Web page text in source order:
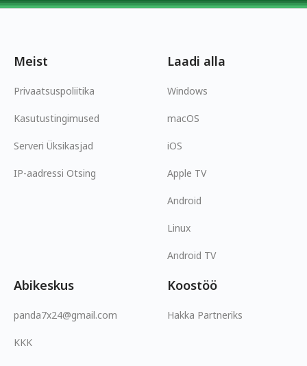
Meist
Privaatsuspoliitika
Kasutustingimused
Serveri Üksikasjad
IP-aadressi Otsing
Laadi alla
Windows
macOS
iOS
Apple TV
Android
Linux
Android TV
Abikeskus
panda7x24@gmail.com
KKK
Koostöö
Hakka Partneriks